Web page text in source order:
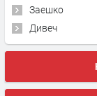
Заешко
Дивеч